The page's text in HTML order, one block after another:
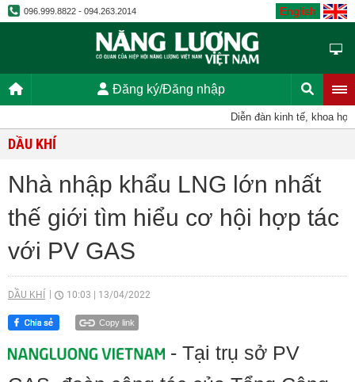
096.999.8822 - 094.263.2014 English
Đăng ký/Đăng nhập
Diễn đàn kinh tế, khoa học,
DẦU KHÍ
Nhà nhập khẩu LNG lớn nhất
thế giới tìm hiểu cơ hội hợp tác
với PV GAS
DẦU KHÍ 10:03 13/04/2022
Copy link
- Tại trụ sở PV